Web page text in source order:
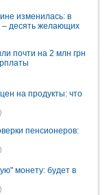
изменилась: в
– десять желающих
почти на 2 млн грн
на продукты: что
)
пенсионеров:
)
монету: будет в
)